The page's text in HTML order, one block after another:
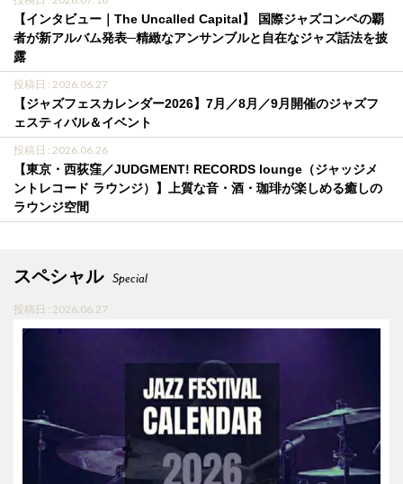
【インタビュー｜The Uncalled Capital】 国際ジャズコンペの覇
者が新アルバム発表─精緻なアンサンブルと自在なジャズ話法を披
露
投稿日 : 2026.06.27
【ジャズフェスカレンダー2026】7月／8月／9月開催のジャズフ
ェスティバル＆イベント
投稿日 : 2026.06.26
【東京・西荻窪／JUDGMENT! RECORDS lounge（ジャッジメ
ントレコード ラウンジ）】上質な音・酒・珈琲が楽しめる癒しの
ラウンジ空間
スペシャル Special
投稿日 : 2026.06.27